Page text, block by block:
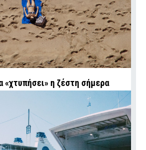
«χτυπήσει» η ζέστη σήμερα